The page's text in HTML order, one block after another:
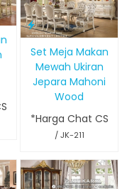
Set Meja Makan
Mewah Ukiran
Jepara Mahoni
Wood
*Harga Chat CS
/ JK-211